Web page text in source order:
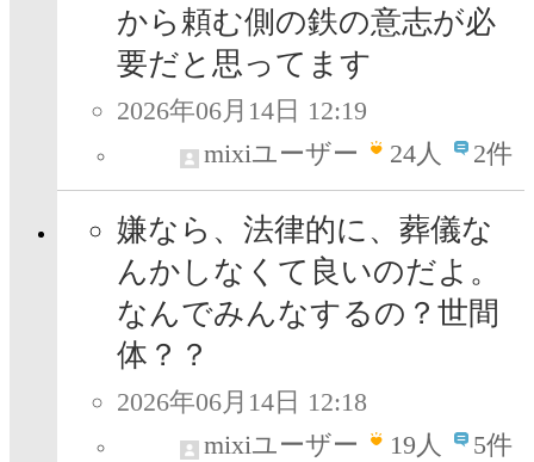
から頼む側の鉄の意志が必
要だと思ってます
2026年06月14日 12:19
mixiユーザー
24人 2件
嫌なら、法律的に、葬儀な
んかしなくて良いのだよ。
なんでみんなするの？世間
体？？
2026年06月14日 12:18
mixiユーザー
19人 5件